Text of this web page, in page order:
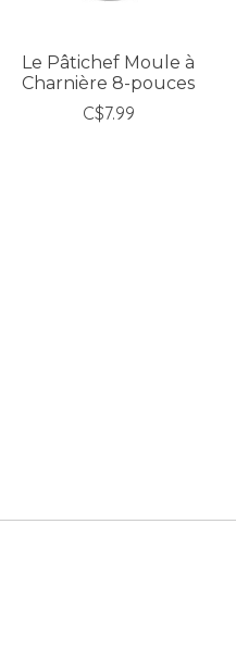
Le Pâtichef Moule à
Charnière 8-pouces
C$7.99